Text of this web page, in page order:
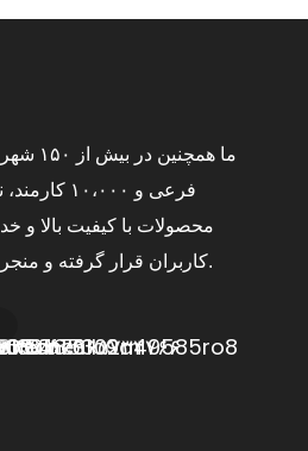
فرعی و
محصولات با کیفیت بالا و
کاربران قرار گرفته و منجر به توسعه صنعت شده است.